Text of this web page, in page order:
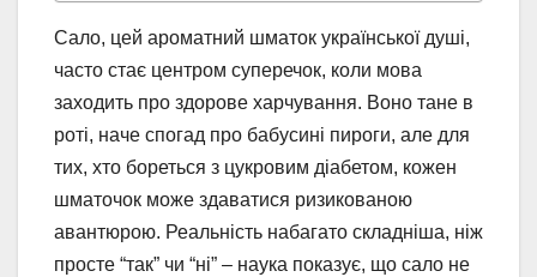
Сало, цей ароматний шматок української душі,
часто стає центром суперечок, коли мова
заходить про здорове харчування. Воно тане в
роті, наче спогад про бабусині пироги, але для
тих, хто бореться з цукровим діабетом, кожен
шматочок може здаватися ризикованою
авантюрою. Реальність набагато складніша, ніж
просте “так” чи “ні” – наука показує, що сало не